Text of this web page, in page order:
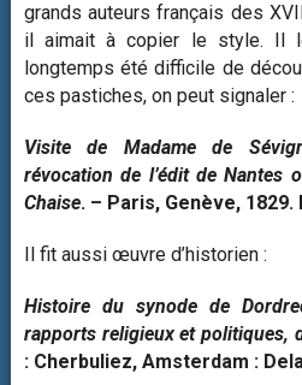
grands auteurs français des
il aimait à copier le style. Il
longtemps été difficile de
ces pastiches, on peut signaler :
Visite de Madame de
révocation de l’édit de Nantes
Chaise. – Paris, Genève, 1829.
Il fit aussi œuvre d’historien :
Histoire du synode de
rapports religieux et politiques,
: Cherbuliez, Amsterdam :